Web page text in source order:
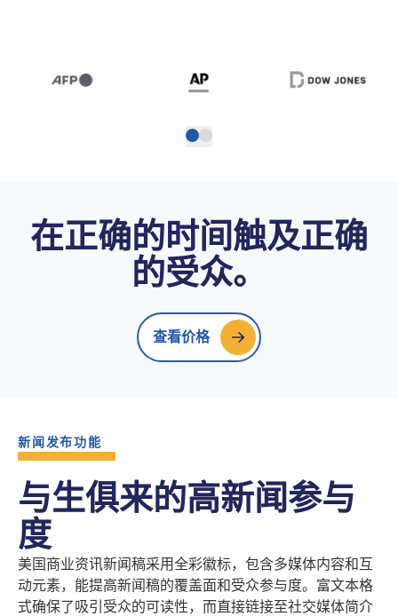
在正确的时间触及正确
的受众。
查看价格
新闻发布功能
与生俱来的高新闻参与
度
美国商业资讯新闻稿采用全彩徽标，包含多媒体内容和互
动元素，能提高新闻稿的覆盖面和受众参与度。富文本格
式确保了吸引受众的可读性，而直接链接至社交媒体简介